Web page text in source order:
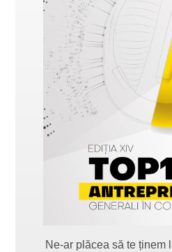
Ne-ar plăcea să te ținem